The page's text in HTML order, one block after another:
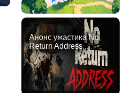
Анонс ужастика No
Return Address...